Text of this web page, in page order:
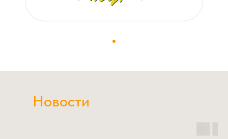
Новости